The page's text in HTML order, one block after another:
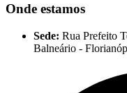
Onde estamos
Sede: Rua Prefeito
Balneário -